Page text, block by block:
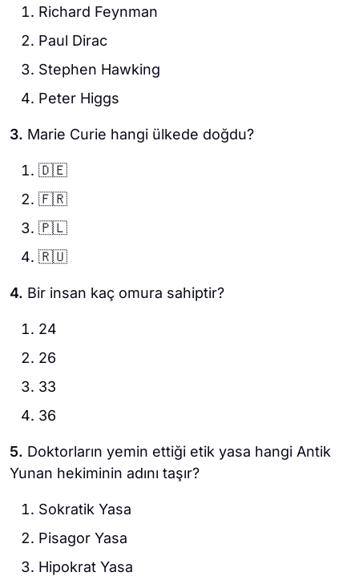
Richard Feynman
Paul Dirac
Stephen Hawking
Peter Higgs
3. Marie Curie hangi ülkede doğdu?
🇩🇪
🇫🇷
🇵🇱
🇷🇺
4. Bir insan kaç omura sahiptir?
24
26
33
36
5. Doktorların yemin ettiği etik yasa hangi Antik
Yunan hekiminin adını taşır?
Sokratik Yasa
Pisagor Yasa
Hipokrat Yasa